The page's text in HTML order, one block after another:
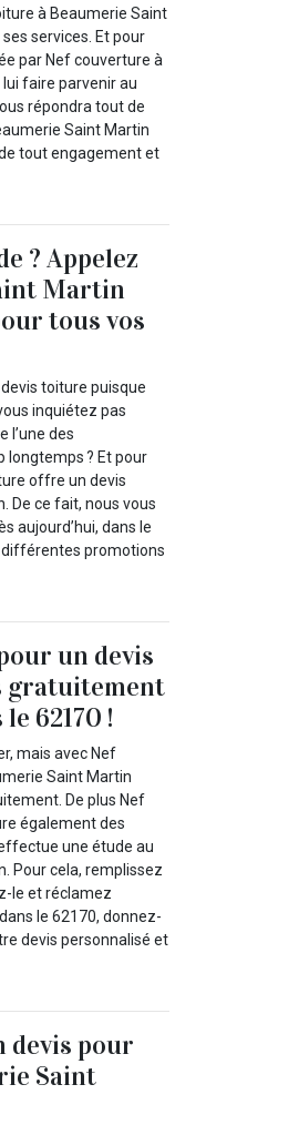
à Beaumerie Saint
services. Et pour
par Nef couverture à
faire parvenir au
répondra tout de
Saint Martin
tout engagement et
? Appelez
Martin
tous vos
toiture puisque
inquiétez pas
l’une des
longtemps ? Et pour
offre un devis
De ce fait, nous vous
aujourd’hui, dans le
différentes promotions
un devis
gratuitement
62170 !
mais avec Nef
Saint Martin
De plus Nef
également des
une étude au
Pour cela, remplissez
le et réclamez
le 62170, donnez-
devis personnalisé et
devis pour
Saint